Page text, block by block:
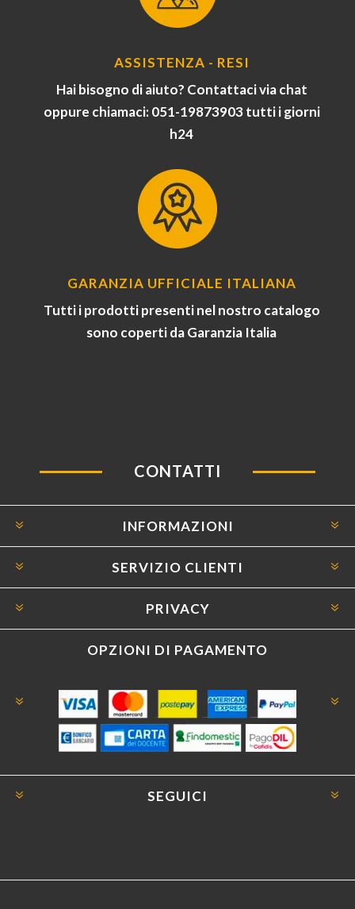
ASSISTENZA - RESI
Hai bisogno di aiuto? Contattaci via chat
oppure chiamaci: 051-19873903 tutti i giorni
h24
GARANZIA UFFICIALE ITALIANA
Tutti i prodotti presenti nel nostro catalogo
sono coperti da Garanzia Italia
CONTATTI
INFORMAZIONI
SERVIZIO CLIENTI
PRIVACY
OPZIONI DI PAGAMENTO
SEGUICI